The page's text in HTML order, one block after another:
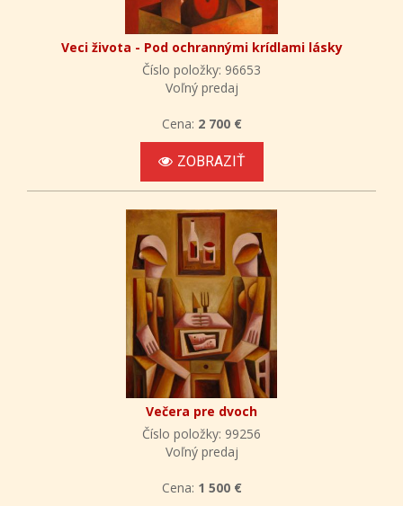
Veci života - Pod ochrannými krídlami lásky
Číslo položky: 96653
Voľný predaj
Cena: 2 700 €
ZOBRAZIŤ
Večera pre dvoch
Číslo položky: 99256
Voľný predaj
Cena: 1 500 €